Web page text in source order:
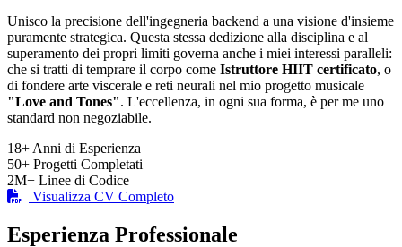
Unisco la precisione dell'ingegneria backend a una visione d'insieme
puramente strategica. Questa stessa dedizione alla disciplina e al
superamento dei propri limiti governa anche i miei interessi paralleli:
che si tratti di temprare il corpo come Istruttore HIIT certificato, o
di fondere arte viscerale e reti neurali nel mio progetto musicale
"Love and Tones". L'eccellenza, in ogni sua forma, è per me uno
standard non negoziabile.
18+ Anni di Esperienza
50+ Progetti Completati
2M+ Linee di Codice
Visualizza CV Completo
Esperienza Professionale